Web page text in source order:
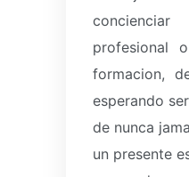
profesional
formacion,
esperando
de nunca
un presente